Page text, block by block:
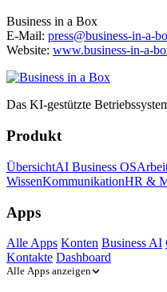
Business in a Box
E-Mail: press@business-in-a-
Website: www.business-in-a-
Das KI-gestützte
Produkt
ÜbersichtAI Business OS
WissenKommunikationHR &
Apps
Alle Apps Konten Business AI
Kontakte Dashboard
Alle Apps anzeigen